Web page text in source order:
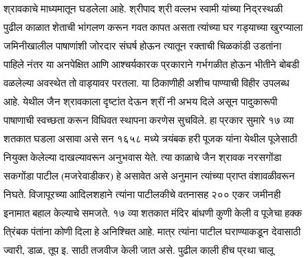
श्रावकाचे माध्यमातून घडलेला आहे. श्रीपाद श्री वल्लभ स्वामी यांच्या निद्रस्थळी
पुढील काळात शेताची भांगलण करून गवत कापत असता त्यांच्या घर गड्याच्या खुरप्याला
जमिनीखालील पाषाणांशी जोरदार संघर्ष होऊन त्यातून रक्ताची चिळकांडी उडतांना
पाहिले नंतर या अनपेक्षित आणि आश्चर्यकारक प्रकाराने गर्भगळीत होऊन भीतीने बोबडी
वळलेल्या अवस्थेत तो वाड्यावर परतला. या ठिकाणीही अशीच पाण्याची विहीर उपलब्ध
आहे. येथील जैन श्रावकाला दृष्टांत देऊन श्रीं नी अभय दिले असून पादुकारूपी
पाषाणाची स्वच्छता करून विधिवत स्थापना करणेस सुचविले. हा प्रकार सुमारे १७ व्या
शतकात घडला असावा असे सन १६५८ मध्ये त्र्यंबक हरी पूजक यांना येथील पूजेसाठी
नियुक्त केलेल्या दाखल्यावरून अनुभवास येते. त्या काळाचे जैन श्रावक नरसगोंडा
सकगोंडा पाटील (मजरेवाडीकर) हे असावेत असे अनुमान त्यांच्या प्राप्त वंशावळीवरून
निघते. विजापूरच्या आदिलशहाने त्यांना पाटीलकीचे वतनासह २०० एकर जमीनही
इनामात बहाल केल्याचे समजते. १७ व्या शतकात मंदिर बांधणी कुणी केली व पूजेचा हक्क
त्रिंबक पंतांना कोणी दिला हे अनिश्चित आहे. मात्र त्यांना पाटील घराण्याकडून देवासाठी
ज्वारी, डाळ, तूप इ. साठी तजवीज केली जात असे. पुढील काली हीच प्रथा चालू